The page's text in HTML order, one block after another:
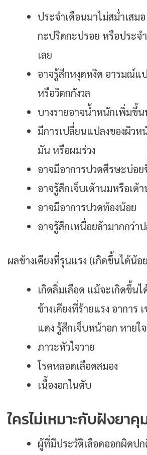
ประจำเดือนมาไม่สม่ำเสม
กะปริดกะปรอย หรือประจ
เลย
อาจรู้สึกหงุดหงิด อารมณ์แ
หรือวิตกกังวล
บางรายอาจน้ำหนักเพิ่มขึ้น
มีการเปลี่ยนแปลงของผิวห
มัน หรือผมร่วง
อาจมีอาการปวดศีรษะบ่อ
อาจรู้สึกเจ็บเต้านมหรือเต้
อาจมีอาการปวดท้องน้อย
อาจรู้สึกเหนื่อยล้ามากกว่า
ผลข้างเคียงที่รุนแรง (เกิดขึ้นได้น้อ
เกิดลิ่มเลือด แม้จะเกิดขึ้น
ข้างเคียงที่ร้ายแรง อาการ
แดง รู้สึกเจ็บหน้าอก หายใ
ภาวะหัวใจวาย
โรคหลอดเลือดสมอง
เนื้องอกในตับ
ใครไม่เหมาะกับฝังยาคุ
ผู้ที่มีประวัติเลือดออกผิดป